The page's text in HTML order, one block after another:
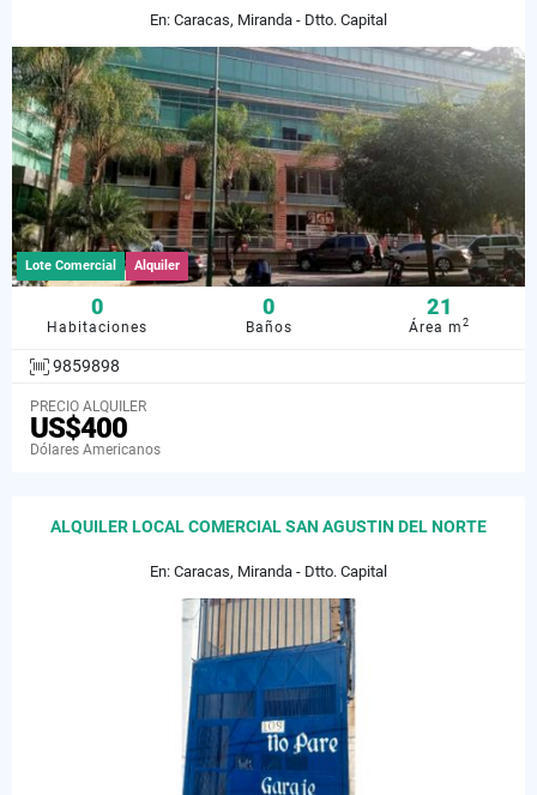
En: Caracas, Miranda - Dtto. Capital
Lote Comercial Alquiler
0
Habitaciones
0
Baños
21
Área m2
9859898
PRECIO ALQUILER
US$400
Dólares Americanos
ALQUILER LOCAL COMERCIAL SAN AGUSTIN DEL NORTE
En: Caracas, Miranda - Dtto. Capital